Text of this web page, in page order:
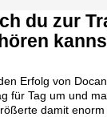
du zur
Erfolg von
für Tag um und
damit enorm